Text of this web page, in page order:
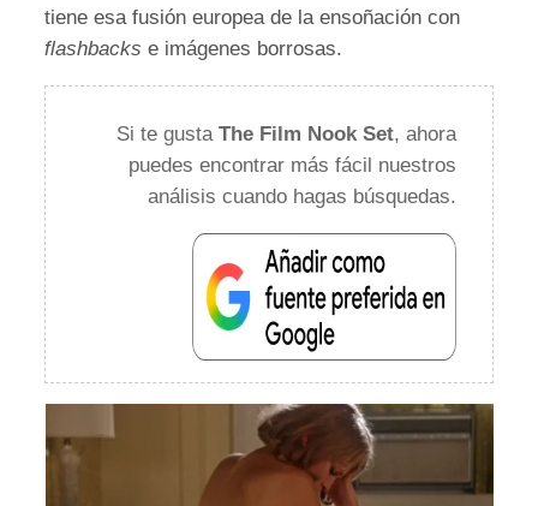
tiene esa fusión europea de la ensoñación con
flashbackse imágenes borrosas.
Si te gusta The Film Nook Set, ahora
puedes encontrar más fácil nuestros
análisis cuando hagas búsquedas.